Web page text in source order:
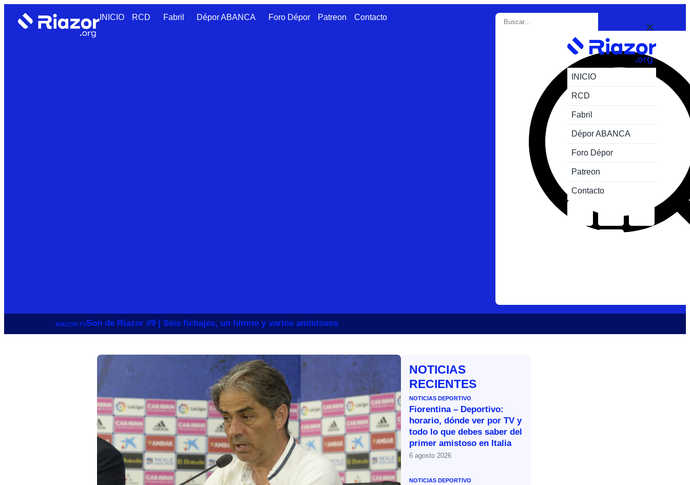
INICIO RCD Fabril Dépor ABANCA Foro Dépor Patreon Contacto
INICIO
RCD
Fabril
Dépor ABANCA
Foro Dépor
Patreon
Contacto
RIAZOR.TVSon de Riazor #9 | Seis fichajes, un himno y varios amistosos
NOTICIAS
RECIENTES
NOTICIAS DEPORTIVO
Fiorentina – Deportivo:
horario, dónde ver por TV y
todo lo que debes saber del
primer amistoso en Italia
6 agosto 2026
NOTICIAS DEPORTIVO